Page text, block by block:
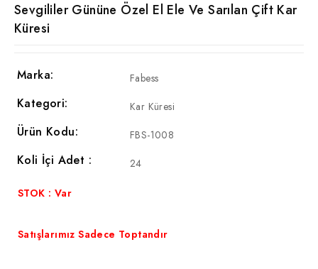
Sevgililer Gününe Özel El Ele Ve Sarılan Çift Kar
Küresi
Marka: Fabess
Kategori: Kar Küresi
Ürün Kodu: FBS-1008
Koli İçi Adet : 24
STOK : Var
Satışlarımız Sadece Toptandır